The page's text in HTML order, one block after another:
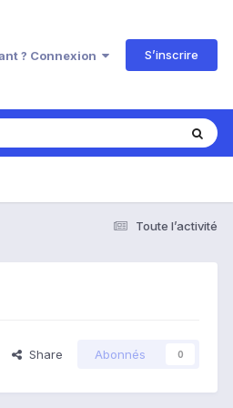
? Connexion S’inscrire
Toute l’activité
Share Abonnés 0